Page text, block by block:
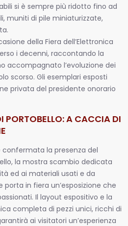
si è sempre più ridotto fino ad
muniti di pile miniaturizzate,
della Fiera dell’Elettronica
i decenni, raccontando la
accompagnato l’evoluzione dei
scorso. Gli esemplari esposti
privata del presidente onorario
PORTOBELLO: A CACCIA DI
confermata la presenza del
la mostra scambio dedicata
ed ai materiali usati e da
porta in fiera un’esposizione che
Il layout espositivo e la
completa di pezzi unici, ricchi di
ai visitatori un’esperienza